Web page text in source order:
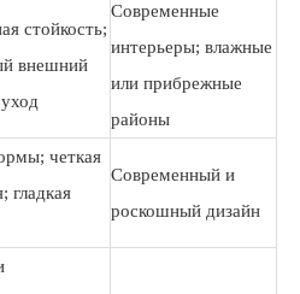
стойкость;
внешний
Современные
интерьеры; влажные
или прибрежные
районы
четкая
гладкая
Современный и
роскошный дизайн